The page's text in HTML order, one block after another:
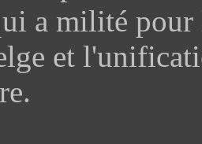
a milité pour
et